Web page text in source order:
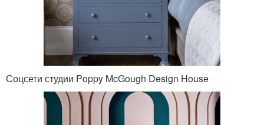
Соцсети студии Poppy McGough Design House